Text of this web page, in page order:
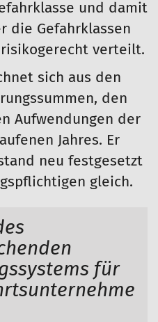
und damit
die Gefahrklassen
verteilt.
sich aus den
den
Aufwendungen der
Jahres. Er
neu festgesetzt
gleich.
für